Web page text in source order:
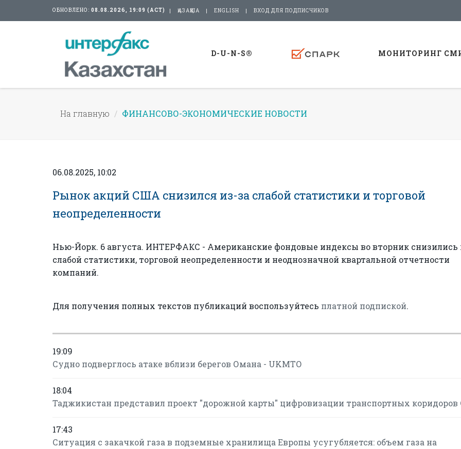
ОБНОВЛЕНО: 08.08.2026, 19:09 (АСТ) ҚАЗАҚША ENGLISH ВХОД ДЛЯ ПОДПИСЧИКОВ
D-U-N-S® МОНИТОРИНГ
На главную ФИНАНСОВО-ЭКОНОМИЧЕСКИЕ НОВОСТИ
06.08.2025, 10:02
Рынок акций США снизился из-за слабой статистики и торговой
неопределенности
Нью-Йорк. 6 августа. ИНТЕРФАКС - Американские фондовые индексы во вторник снизились
слабой статистики, торговой неопределенности и неоднозначной квартальной отчетности
компаний.
Для получения полных текстов публикаций воспользуйтесь платной подпиской.
19:09
Судно подверглось атаке вблизи берегов Омана - UKMTO
18:04
Таджикистан представил проект "дорожной карты" цифровизации транспортных
17:43
Ситуация с закачкой газа в подземные хранилища Европы усугубляется: объем газа на